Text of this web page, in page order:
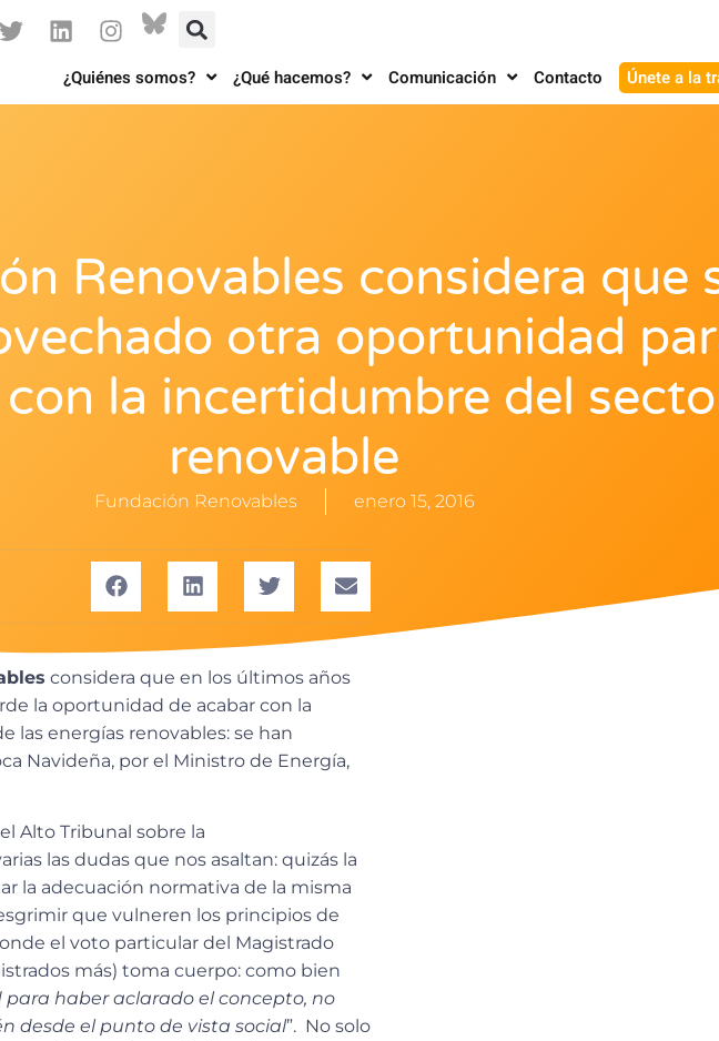
¿Quiénes somos? ¿Qué hacemos? Comunicación Contacto Únete a la
Renovables considera que
otra oportunidad
la incertidumbre del
renovable
Fundación Renovables enero 15, 2016
considera que en los últimos años
la oportunidad de acabar con la
las energías renovables: se han
Navideña, por el Ministro de Energía,
Alto Tribunal sobre la
las dudas que nos asaltan: quizás la
la adecuación normativa de la misma
que vulneren los principios de
el voto particular del Magistrado
más) toma cuerpo: como bien
haber aclarado el concepto, no
desde el punto de vista social”. No solo